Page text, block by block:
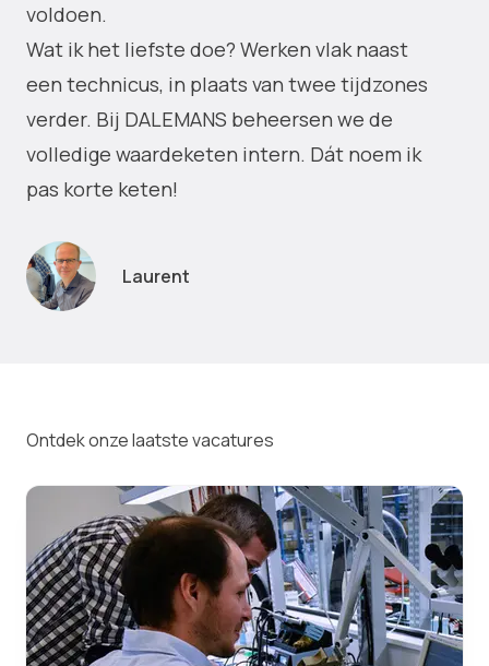
voldoen.
Wat ik het liefste doe? Werken vlak naast
een technicus, in plaats van twee tijdzones
verder. Bij DALEMANS beheersen we de
volledige waardeketen intern. Dát noem ik
pas korte keten!
Laurent
Ontdek onze laatste vacatures